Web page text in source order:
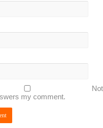
my comment.